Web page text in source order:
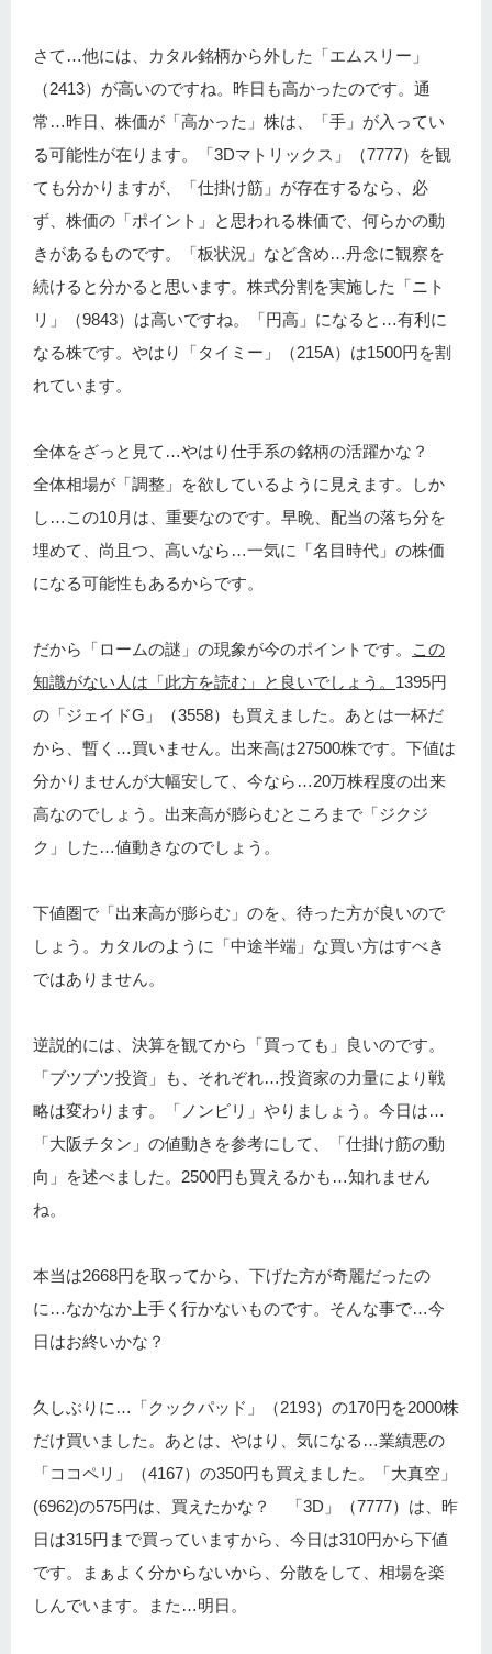
さて…他には、カタル銘柄から外した「エムスリー」
（2413）が高いのですね。昨日も高かったのです。通
常…昨日、株価が「高かった」株は、「手」が入ってい
る可能性が在ります。「3Dマトリックス」（7777）を観
ても分かりますが、「仕掛け筋」が存在するなら、必
ず、株価の「ポイント」と思われる株価で、何らかの動
きがあるものです。「板状況」など含め…丹念に観察を
続けると分かると思います。株式分割を実施した「ニト
リ」（9843）は高いですね。「円高」になると…有利に
なる株です。やはり「タイミー」（215A）は1500円を割
れています。
全体をざっと見て…やはり仕手系の銘柄の活躍かな？
全体相場が「調整」を欲しているように見えます。しか
し…この10月は、重要なのです。早晩、配当の落ち分を
埋めて、尚且つ、高いなら…一気に「名目時代」の株価
になる可能性もあるからです。
だから「ロームの謎」の現象が今のポイントです。
この
知識がない人は「此方を読む」と良いでしょう。 1395円
の「ジェイドG」（3558）も買えました。あとは一杯だ
から、暫く…買いません。出来高は27500株です。下値は
分かりませんが大幅安して、今なら…20万株程度の出来
高なのでしょう。出来高が膨らむところまで「ジクジ
ク」した…値動きなのでしょう。
下値圏で「出来高が膨らむ」のを、待った方が良いので
しょう。カタルのように「中途半端」な買い方はすべき
ではありません。
逆説的には、決算を観てから「買っても」良いのです。
「ブツブツ投資」も、それぞれ…投資家の力量により戦
略は変わります。「ノンビリ」やりましょう。今日は…
「大阪チタン」の値動きを参考にして、「仕掛け筋の動
向」を述べました。2500円も買えるかも…知れません
ね。
本当は2668円を取ってから、下げた方が奇麗だったの
に…なかなか上手く行かないものです。そんな事で…今
日はお終いかな？
久しぶりに…「クックパッド」（2193）の170円を2000株
だけ買いました。あとは、やはり、気になる…業績悪の
「ココペリ」（4167）の350円も買えました。「大真空」
(6962)の575円は、買えたかな？ 「3D」（7777）は、昨
日は315円まで買っていますから、今日は310円から下値
です。まぁよく分からないから、分散をして、相場を楽
しんでいます。また…明日。